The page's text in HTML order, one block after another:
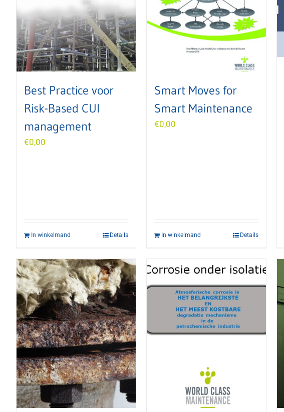
Best Practice voor
Risk-Based CUI
management
€0,00
In winkelmand Details
Smart Moves for
Smart Maintenance
€0,00
In winkelmand Details